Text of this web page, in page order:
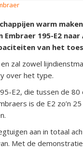
warm
195-E2
van het
zal zowel
over het type.
E2, die tussen de 80
is de E2 zo’n
aan in totaal
Met de